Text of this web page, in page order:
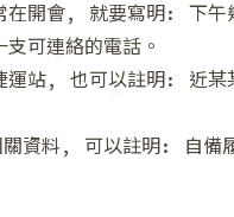
在開會, 就要寫明: 下午
可連絡的電話。
運站, 也可以註明: 近某
關資料, 可以註明: 自備